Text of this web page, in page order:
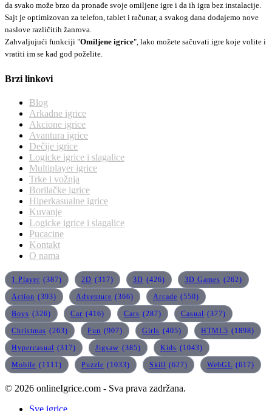
da svako može brzo da pronađe svoje omiljene igre i da ih igra bez instalacije.
Sajt je optimizovan za telefon, tablet i računar, a svakog dana dodajemo nove
naslove različitih žanrova.
Zahvaljujući funkciji "Omiljene igrice", lako možete sačuvati igre koje volite i
vratiti im se kad god poželite.
Brzi linkovi
Blog
Arkadne igrice
Akcione igrice
Avantura igrice
Dečije igrice
Logicke igrice i slagalice
Multiplayer igrice
Trke i vožnja
Borilačke igrice
Hiperkasualne igrice
Kuvanje
Logicke igrice i slagalice
Pucacine
Kontakt
O nama
1 Player (387) 2D (317) 3D (426) 3D Games (262)
Action (393) Adventure (366) Arcade (550)
Boys (326) Car (416) Cars (287) Casual (377)
Christmas (263) Fun (907) Girls (405) HTML5 (1898)
Hypercasual (317) Jigsaw (385) Kids (1043)
Mobile (1111) Puzzle (1033) Skill (627) WebGL (617)
© 2026 onlineIgrice.com - Sva prava zadržana.
Sve igrice